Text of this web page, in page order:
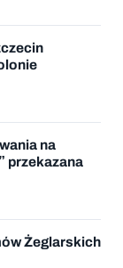
na
przekazana
Żeglarskich